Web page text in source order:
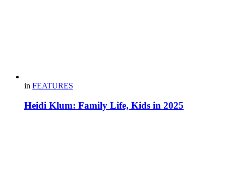
in FEATURES
Heidi Klum: Family Life, Kids in 2025